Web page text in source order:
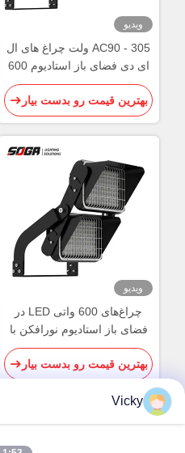
ویدیو
AC90 - 305 ولت چراغ های ال
ای دی فضای باز استادیوم 600
وات روشنایی ورزشی LED
بهترین قیمت رو بدست بیار
ویدیو
چراغ‌های 600 واتی LED در
فضای باز استادیوم نورافکن با
شفافیت بالا بدون تابش خیره
کننده
بهترین قیمت رو بدست بیار
Vicky